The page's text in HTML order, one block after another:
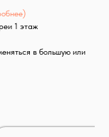
1 этаж
в большую или